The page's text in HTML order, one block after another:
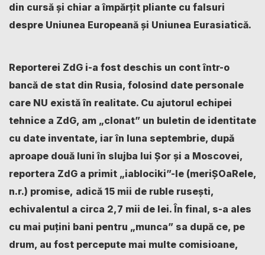
din cursă și chiar a împărțit pliante cu falsuri
despre Uniunea Europeană și Uniunea Eurasiatică.
Reporterei ZdG i-a fost deschis un cont într-o
bancă de stat din Rusia, folosind date personale
care NU există în realitate. Cu ajutorul echipei
tehnice a ZdG, am „clonat” un buletin de identitate
cu date inventate, iar în luna septembrie, după
aproape două luni în slujba lui Șor și a Moscovei,
reportera ZdG a primit „iablociki”-le (meriȘOaRele,
n.r.) promise, adică 15 mii de ruble rusești,
echivalentul a circa 2,7 mii de lei. În final, s-a ales
cu mai puțini bani pentru „munca” sa după ce, pe
drum, au fost percepute mai multe comisioane,